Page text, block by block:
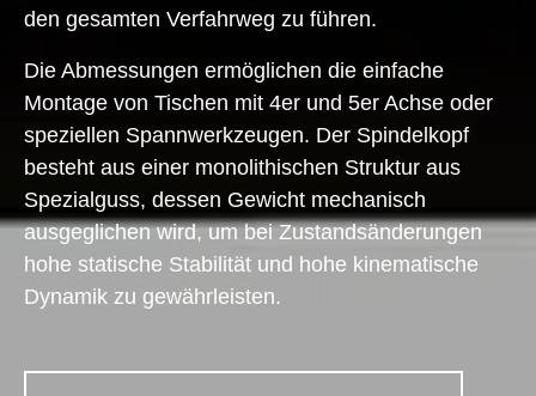
den gesamten Verfahrweg zu führen.
Die Abmessungen ermöglichen die einfache
Montage von Tischen mit 4er und 5er Achse oder
speziellen Spannwerkzeugen. Der Spindelkopf
besteht aus einer monolithischen Struktur aus
Spezialguss, dessen Gewicht mechanisch
ausgeglichen wird, um bei Zustandsänderungen
hohe statische Stabilität und hohe kinematische
Dynamik zu gewährleisten.